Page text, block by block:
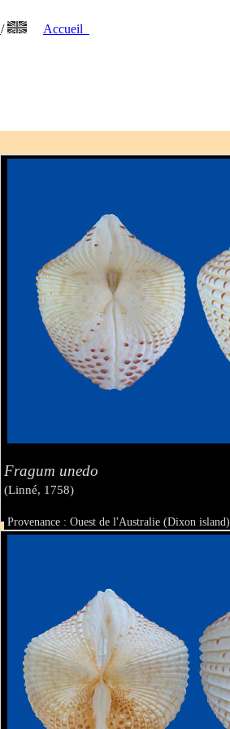
/ Accueil
Fragum unedo
(Linné, 1758)
Provenance : Ouest de l'Australie (Dixon island)
Taille : 37.4 x 34 mm